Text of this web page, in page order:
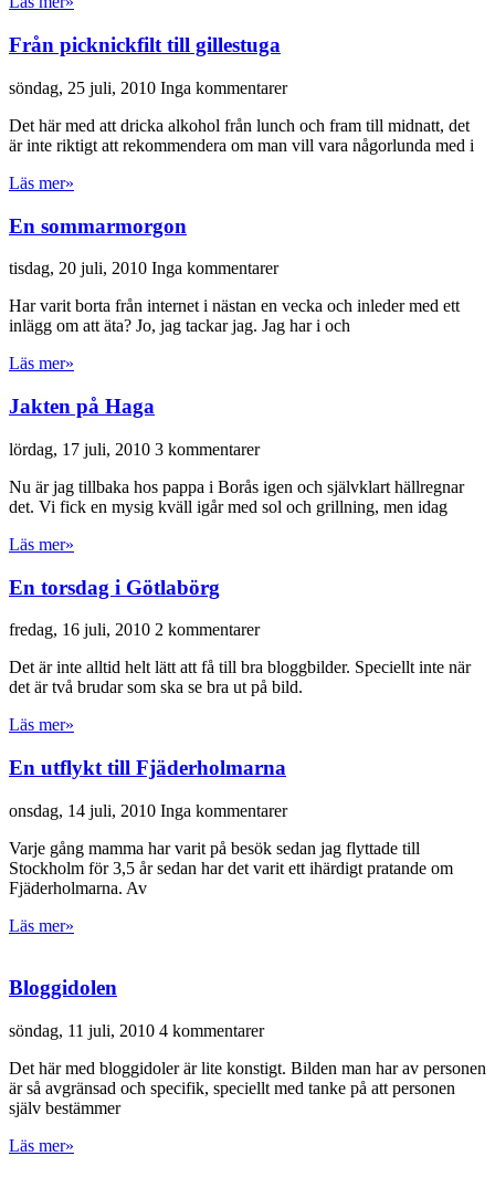
Från picknickfilt till gillestuga
söndag, 25 juli, 2010 Inga kommentarer
Det här med att dricka alkohol från lunch och fram till midnatt, det
är inte riktigt att rekommendera om man vill vara någorlunda med i
Läs mer»
En sommarmorgon
tisdag, 20 juli, 2010 Inga kommentarer
Har varit borta från internet i nästan en vecka och inleder med ett
inlägg om att äta? Jo, jag tackar jag. Jag har i och
Läs mer»
Jakten på Haga
lördag, 17 juli, 2010 3 kommentarer
Nu är jag tillbaka hos pappa i Borås igen och självklart hällregnar
det. Vi fick en mysig kväll igår med sol och grillning, men idag
Läs mer»
En torsdag i Götlabörg
fredag, 16 juli, 2010 2 kommentarer
Det är inte alltid helt lätt att få till bra bloggbilder. Speciellt inte när
det är två brudar som ska se bra ut på bild.
Läs mer»
En utflykt till Fjäderholmarna
onsdag, 14 juli, 2010 Inga kommentarer
Varje gång mamma har varit på besök sedan jag flyttade till
Stockholm för 3,5 år sedan har det varit ett ihärdigt pratande om
Fjäderholmarna. Av
Läs mer»
Bloggidolen
söndag, 11 juli, 2010 4 kommentarer
Det här med bloggidoler är lite konstigt. Bilden man har av personen
är så avgränsad och specifik, speciellt med tanke på att personen
själv bestämmer
Läs mer»